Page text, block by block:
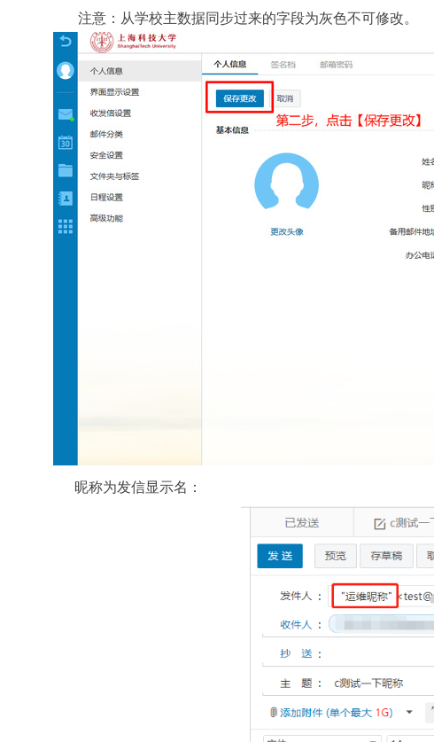
注意：从学校主数据同步过来的字段为灰色不可修改。
昵称为发信显示名：